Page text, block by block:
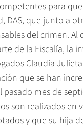
para
DAS, que junto a
del crimen. Al
de la Fiscalía, la
Claudia
que se han
mes de
son realizados en
y que su hija